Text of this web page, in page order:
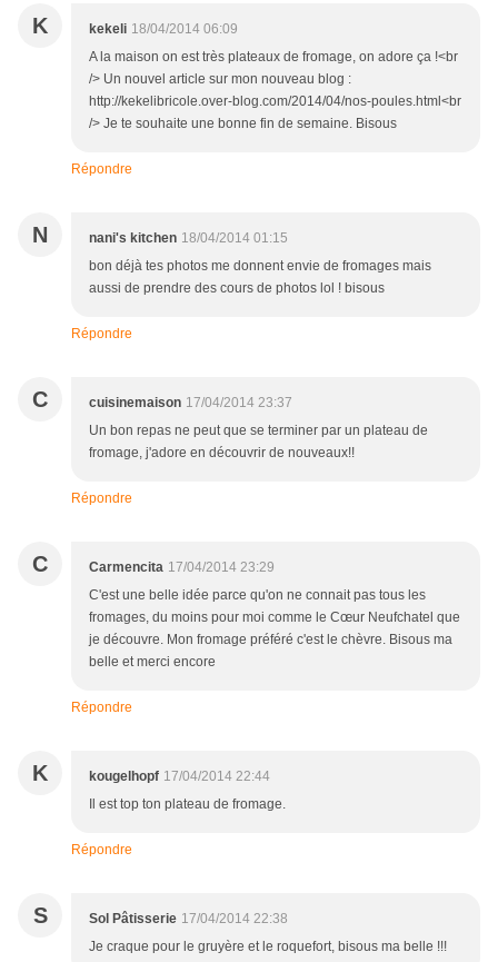
K kekeli 18/04/2014 06:09
A la maison on est très plateaux de fromage, on adore ça !<br
/> Un nouvel article sur mon nouveau blog :
http://kekelibricole.over-blog.com/2014/04/nos-poules.html<br
/> Je te souhaite une bonne fin de semaine. Bisous
Répondre
N nani's kitchen 18/04/2014 01:15
bon déjà tes photos me donnent envie de fromages mais
aussi de prendre des cours de photos lol ! bisous
Répondre
C cuisinemaison 17/04/2014 23:37
Un bon repas ne peut que se terminer par un plateau de
fromage, j'adore en découvrir de nouveaux!!
Répondre
C Carmencita 17/04/2014 23:29
C'est une belle idée parce qu'on ne connait pas tous les
fromages, du moins pour moi comme le Cœur Neufchatel que
je découvre. Mon fromage préféré c'est le chèvre. Bisous ma
belle et merci encore
Répondre
K kougelhopf 17/04/2014 22:44
Il est top ton plateau de fromage.
Répondre
S Sol Pâtisserie 17/04/2014 22:38
Je craque pour le gruyère et le roquefort, bisous ma belle !!!